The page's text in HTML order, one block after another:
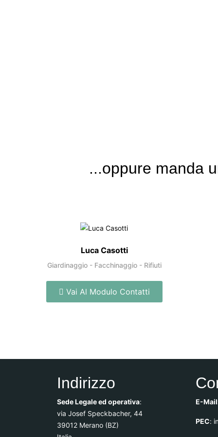
...oppure manda
Luca Casotti
Giardinaggio - Facchinaggio - Rifiuti
Vai Al Modulo Contatti
Indirizzo
Sede Legale ed operativa:
via Josef Speckbacher, 44
39012 Merano (BZ)
E-Mail
PEC: